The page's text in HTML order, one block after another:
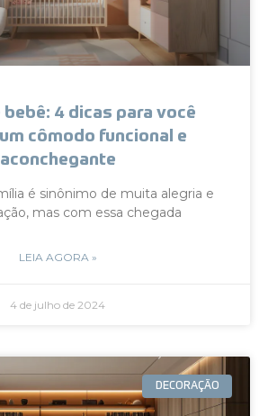
bebê: 4 dicas para você
cômodo funcional e
aconchegante
é sinônimo de muita alegria e
mas com essa chegada
LEIA AGORA »
4 de julho de 2024
DECORAÇÃO